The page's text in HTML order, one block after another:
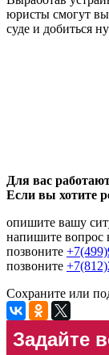
юристы смогут
суде и добиться
Для вас
Если вы хотите
опишите вашу
напишите вопрос
позвоните
позвоните
Сохраните или